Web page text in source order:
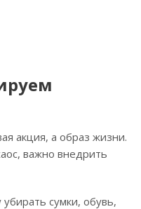
акция, а образ жизни.
важно внедрить
убирать сумки, обувь,